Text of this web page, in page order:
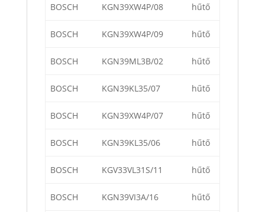
BOSCH KGN39XW4P/08 hűtő
BOSCH KGN39XW4P/09 hűtő
BOSCH KGN39ML3B/02 hűtő
BOSCH KGN39KL35/07 hűtő
BOSCH KGN39XW4P/07 hűtő
BOSCH KGN39KL35/06 hűtő
BOSCH KGV33VL31S/11 hűtő
BOSCH KGN39VI3A/16 hűtő